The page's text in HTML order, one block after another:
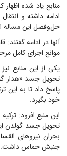
منابع یاد شده
ادامه داشته و
حل‌وفصل این مساله
آنها در ادامه گفتند:
موانع اجرای کامل
یکی از این منابع
پاسخ داد تا به این
خود بگیرد.
این منبع افزود:
تحویل جسد گولدن
بحران نیروهای
جنبش حماس داشت.